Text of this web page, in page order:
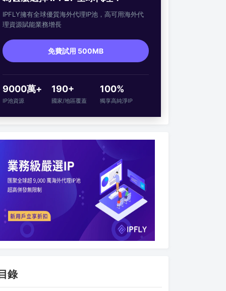
IPFLY擁有全球優質海外代理IP池，高可用海外代
理資源賦能業務增長
免費試用 500MB
9000萬+
IP池資源
190+
國家/地區覆蓋
100%
獨享高純淨IP
錄